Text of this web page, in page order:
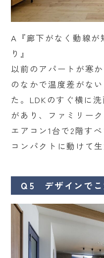
A『廊下がなく動線が
り』
以前のアパートが寒
のなかで温度差がな
た。LDKのすぐ横に
があり、ファミリー
エアコン1台で2階す
コンパクトに動けて
Ｑ5 デザインでこ